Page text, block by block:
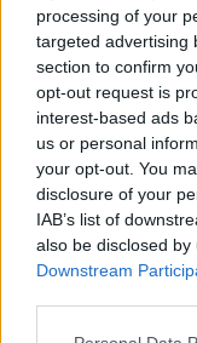
processing of your
targeted advertising
section to confirm
opt-out request is
interest-based ads
us or personal
your opt-out. You
disclosure of your
IAB’s list of
also be disclosed
Downstream